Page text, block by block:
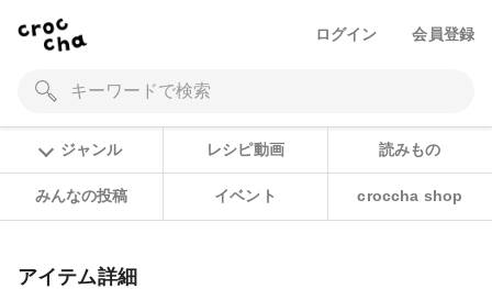
ログイン 会員登録
ジャンル レシピ動画 読みもの
みんなの投稿 イベント croccha shop
アイテム詳細